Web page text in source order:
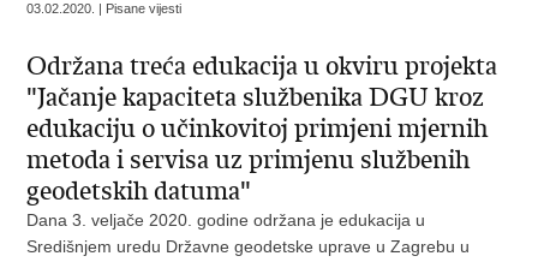
03.02.2020. | Pisane vijesti
Održana treća edukacija u okviru projekta
"Jačanje kapaciteta službenika DGU kroz
edukaciju o učinkovitoj primjeni mjernih
metoda i servisa uz primjenu službenih
geodetskih datuma"
Dana 3. veljače 2020. godine održana je edukacija u
Središnjem uredu Državne geodetske uprave u Zagrebu u